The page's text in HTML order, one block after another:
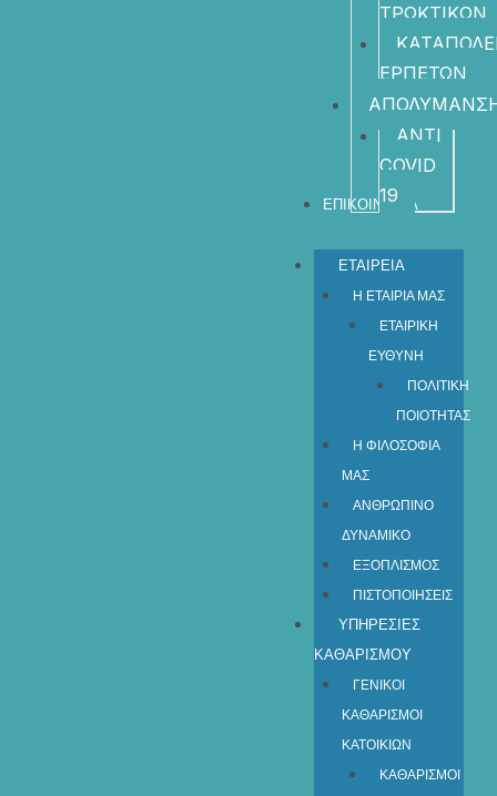
ΤΡΩΚΤΙΚΩΝ
ΕΡΠΕΤΩΝ
ANTI
COVID
19
ΕΠΙΚΟΙΝΩΝΙΑ
ΕΤΑΙΡΕΙΑ
Η ΕΤΑΙΡΙΑ ΜΑΣ
ΕΤΑΙΡΙΚΗ
ΕΥΘΥΝΗ
ΠΟΛΙΤΙΚΗ
ΠΟΙΟΤΗΤΑΣ
Η ΦΙΛΟΣΟΦΙΑ
ΜΑΣ
ΑΝΘΡΩΠΙΝΟ
ΔΥΝΑΜΙΚΟ
ΕΞΟΠΛΙΣΜΟΣ
ΠΙΣΤΟΠΟΙΗΣΕΙΣ
ΥΠΗΡΕΣΙΕΣ
ΚΑΘΑΡΙΣΜΟΥ
ΓΕΝΙΚΟΙ
ΚΑΘΑΡΙΣΜΟΙ
ΚΑΤΟΙΚΙΩΝ
ΚΑΘΑΡΙΣΜΟΙ